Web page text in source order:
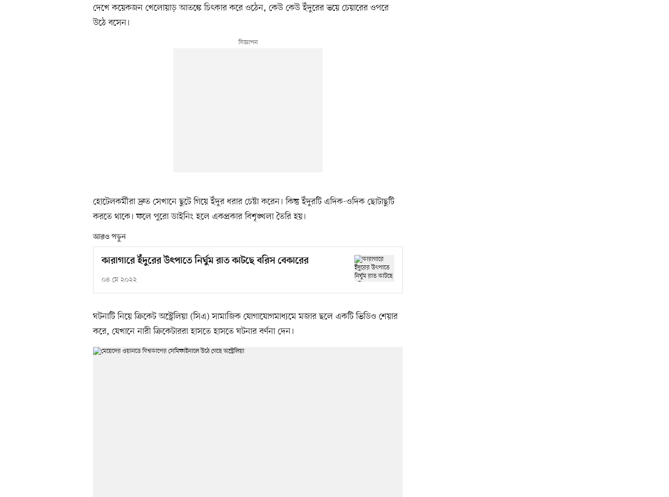
দেখে কয়েকজন খেলোয়াড় আতঙ্কে চিৎকার করে ওঠেন, কেউ কেউ ইঁদুরের ভয়ে চেয়ারের ওপরে
উঠে বসেন।
হোটেলকর্মীরা দ্রুত সেখানে ছুটে গিয়ে ইঁদুর ধরার চেষ্টা করেন। কিন্তু ইঁদুরটি এদিক-ওদিক ছোটাছুটি
করতে থাকে। ফলে পুরো ডাইনিং হলে একপ্রকার বিশৃঙ্খলা তৈরি হয়।
আরও পড়ুন
কারাগারে ইঁদুরের উৎপাতে নির্ঘুম রাত কাটছে বরিস বেকারের
০৪ মে ২০২২
ঘটনাটি নিয়ে ক্রিকেট অস্ট্রেলিয়া (সিএ) সামাজিক যোগাযোগমাধ্যমে মজার ছলে একটি ভিডিও শেয়ার
করে, যেখানে নারী ক্রিকেটাররা হাসতে হাসতে ঘটনার বর্ণনা দেন।